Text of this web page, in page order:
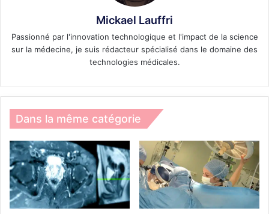
Mickael Lauffri
Passionné par l'innovation technologique et l'impact de la science
sur la médecine, je suis rédacteur spécialisé dans le domaine des
technologies médicales.
Dans la même catégorie